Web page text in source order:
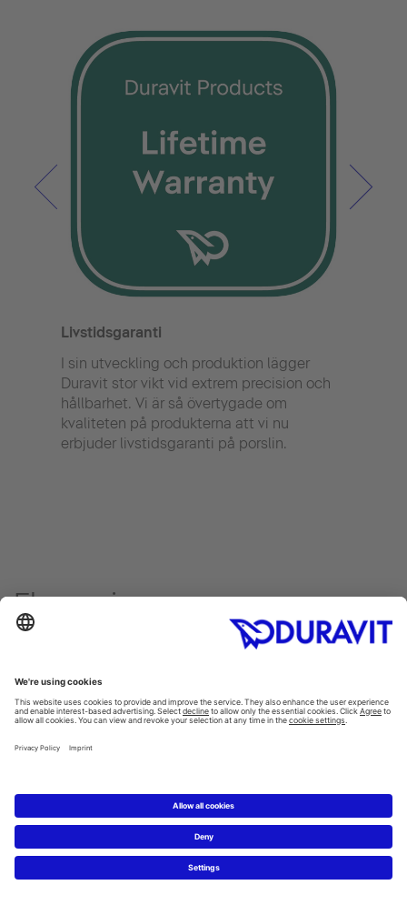
Livstidsgaranti
I sin utveckling och produktion lägger
Duravit stor vikt vid extrem precision och
hållbarhet. Vi är så övertygade om
kvaliteten på produkterna att vi nu
erbjuder livstidsgaranti på porslin.
Fler serier